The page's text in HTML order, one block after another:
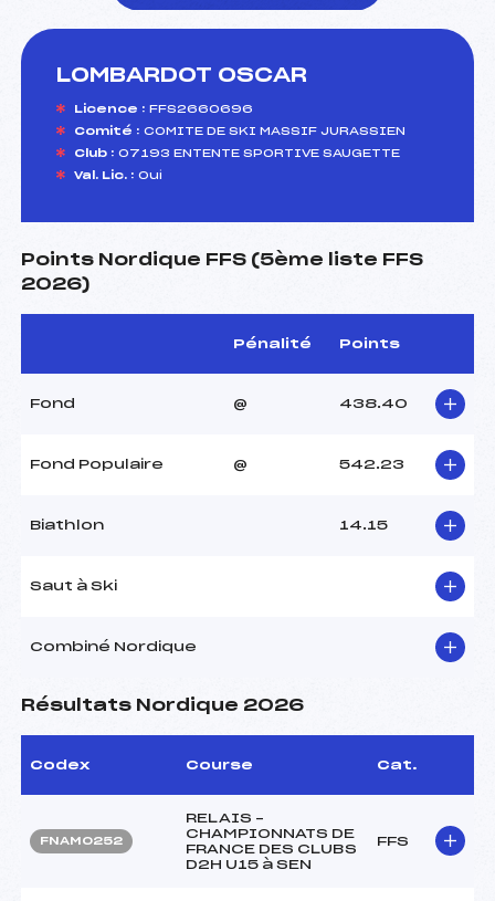
LOMBARDOT OSCAR
Licence : FFS2660696
Comité : COMITE DE SKI MASSIF JURASSIEN
Club : 07193 ENTENTE SPORTIVE SAUGETTE
Val. Lic. : Oui
Points Nordique FFS (5ème liste FFS
2026)
Pénalité Points
Fond @ 438.40
Fond Populaire @ 542.23
Biathlon 14.15
Saut à Ski
Combiné Nordique
Résultats Nordique 2026
Codex Course Cat.
FNAM0252
RELAIS –
CHAMPIONNATS DE
FRANCE DES CLUBS
D2H U15 à SEN
FFS